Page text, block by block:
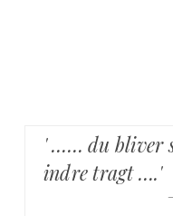
' …… du bliver
indre tragt ….'